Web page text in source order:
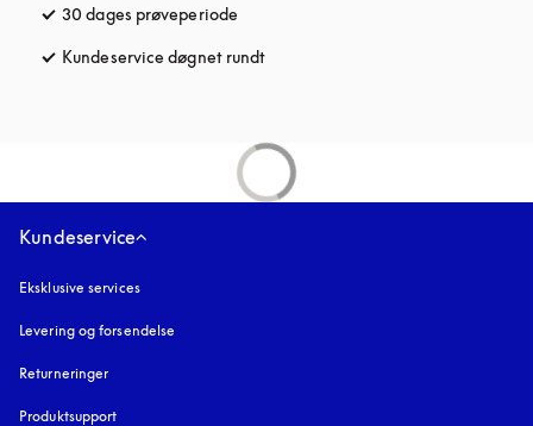
30 dages prøveperiode
Kundeservice døgnet rundt
Kundeservice
Eksklusive services
Levering og forsendelse
Returneringer
Produktsupport